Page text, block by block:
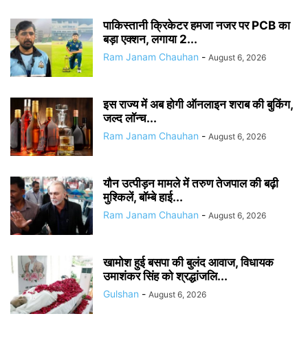
पाकिस्तानी क्रिकेटर हमजा नजर पर PCB का
बड़ा एक्शन, लगाया 2...
Ram Janam Chauhan - August 6, 2026
इस राज्य में अब होगी ऑनलाइन शराब की बुकिंग,
जल्द लॉन्च...
Ram Janam Chauhan - August 6, 2026
यौन उत्पीड़न मामले में तरुण तेजपाल की बढ़ी
मुश्किलें, बॉम्बे हाई...
Ram Janam Chauhan - August 6, 2026
खामोश हुई बसपा की बुलंद आवाज, विधायक
उमाशंकर सिंह को श्रद्धांजलि...
Gulshan - August 6, 2026